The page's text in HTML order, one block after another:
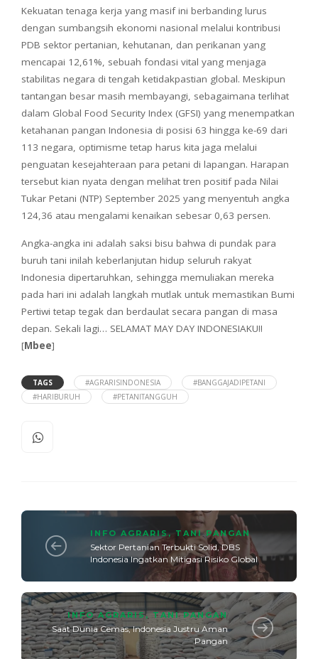
Kekuatan tenaga kerja yang masif ini berbanding lurus
dengan sumbangsih ekonomi nasional melalui kontribusi
PDB sektor pertanian, kehutanan, dan perikanan yang
mencapai 12,61%, sebuah fondasi vital yang menjaga
stabilitas negara di tengah ketidakpastian global. Meskipun
tantangan besar masih membayangi, sebagaimana terlihat
dalam Global Food Security Index (GFSI) yang menempatkan
ketahanan pangan Indonesia di posisi 63 hingga ke-69 dari
113 negara, optimisme tetap harus kita jaga melalui
penguatan kesejahteraan para petani di lapangan. Harapan
tersebut kian nyata dengan melihat tren positif pada Nilai
Tukar Petani (NTP) September 2025 yang menyentuh angka
124,36 atau mengalami kenaikan sebesar 0,63 persen.
Angka-angka ini adalah saksi bisu bahwa di pundak para
buruh tani inilah keberlanjutan hidup seluruh rakyat
Indonesia dipertaruhkan, sehingga memuliakan mereka
pada hari ini adalah langkah mutlak untuk memastikan Bumi
Pertiwi tetap tegak dan berdaulat secara pangan di masa
depan. Sekali lagi… SELAMAT MAY DAY INDONESIAKU!!
[Mbee]
TAGS #AGRARISINDONESIA
#BANGGAJADIPETANI
#HARIBURUH
#PETANITANGGUH
INFO AGRARIS, TANI PANGAN
Sektor Pertanian Terbukti Solid, DBS
Indonesia Ingatkan Mitigasi Risiko Global
INFO AGRARIS, TANI PANGAN
Saat Dunia Cemas, Indonesia Justru Aman
Pangan